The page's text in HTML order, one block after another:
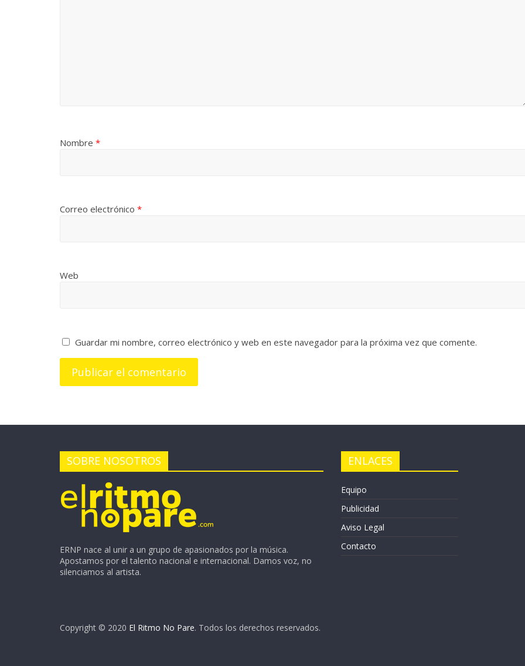
Nombre *
Correo electrónico *
Web
Guardar mi nombre, correo electrónico y web en este navegador para la próxima vez que comente.
SOBRE NOSOTROS
ERNP nace al unir a un grupo de apasionados por la música.
Apostamos por el talento nacional e internacional. Damos voz, no
silenciamos al artista.
Copyright © 2020 El Ritmo No Pare. Todos los derechos reservados.
ENLACES
Equipo
Publicidad
Aviso Legal
Contacto